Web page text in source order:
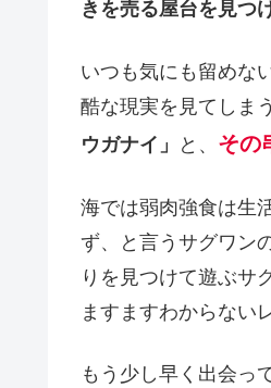
きを売る屋台を見つ
いつも気にも留めな
酷な現実を見てしま
ウガナイ」
と、 その
海では弱肉強食は生
ず、と言うサグワン
りを見つけて遊ぶサ
ますますわからない
もう少し早く出会っ